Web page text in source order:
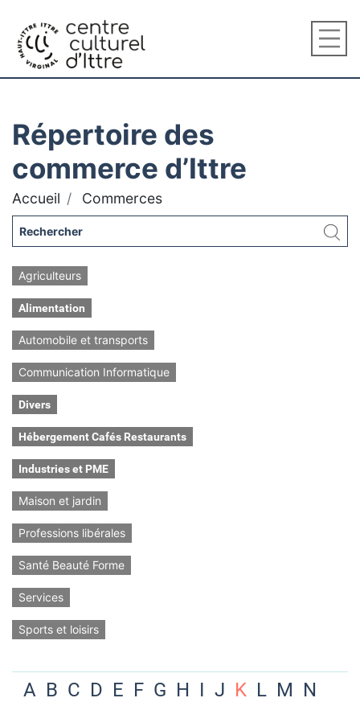
Répertoire des
commerce d’Ittre
Accueil Commerces
Agriculteurs
Alimentation
Automobile et transports
Communication Informatique
Divers
Hébergement Cafés Restaurants
Industries et PME
Maison et jardin
Professions libérales
Santé Beauté Forme
Services
Sports et loisirs
A B C D E F G H I J K L M N